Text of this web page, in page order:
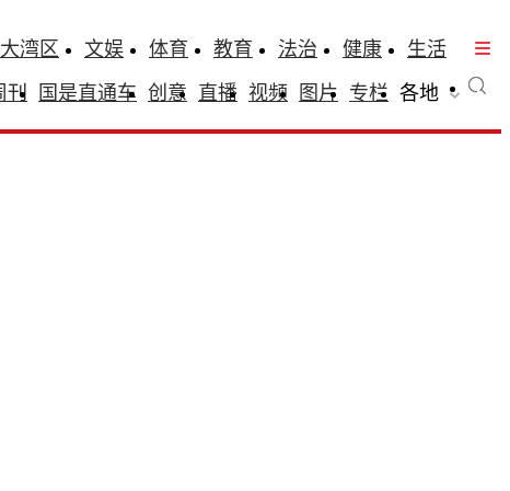
大湾区 文娱 体育 教育 法治 健康
生活
刊 国是直通车 创意 直播 视频 图片 专栏 各地